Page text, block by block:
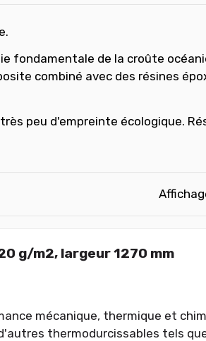
fondamentale de la croûte
combiné avec des résines
peu d'empreinte écologique.
g/m2, largeur 1270 mm
mécanique, thermique et
thermodurcissables tels